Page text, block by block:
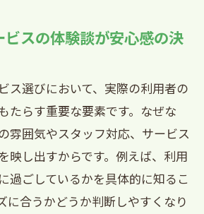
サービス選びのヒントを紹介
イサービス選びで重視すべき
から探る西宮市デイサービス
スの体験談が安心感の決
ス選びにおいて、実際の利用者の
たらす重要な要素です。なぜな
雰囲気やスタッフ対応、サービス
映し出すからです。例えば、利用
過ごしているかを具体的に知るこ
に合うかどうか判断しやすくなり